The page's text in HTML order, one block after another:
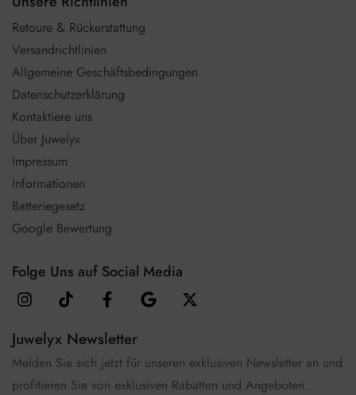
Retoure & Rückerstattung
Versandrichtlinien
Allgemeine Geschäftsbedingungen
Datenschutzerklärung
Kontaktiere uns
Über Juwelyx
Impressum
Informationen
Batteriegesetz
Google Bewertung
Folge Uns auf Social Media
Juwelyx Newsletter
Melden Sie sich jetzt für unseren exklusiven Newsletter an und
profitieren Sie von exklusiven Rabatten und Angeboten.